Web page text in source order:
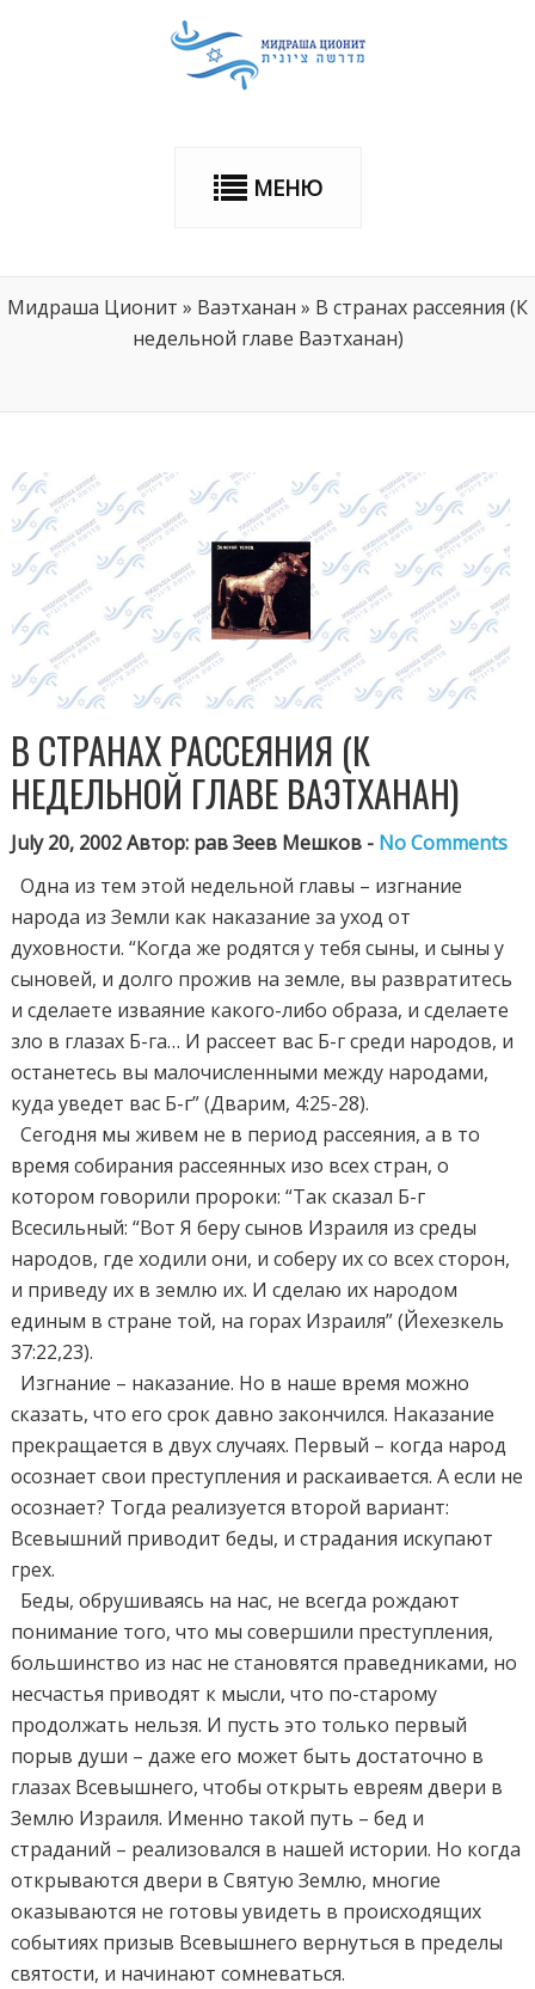
МЕНЮ
Мидраша Ционит » Ваэтханан » В странах рассеяния (К
недельной главе Ваэтханан)
В СТРАНАХ РАССЕЯНИЯ (К
НЕДЕЛЬНОЙ ГЛАВЕ ВАЭТХАНАН)
July 20, 2002 Автор: рав Зеев Мешков - No Comments
Одна из тем этой недельной главы – изгнание
народа из Земли как наказание за уход от
духовности. “Когда же родятся у тебя сыны, и сыны у
сыновей, и долго прожив на земле, вы развратитесь
и сделаете изваяние какого-либо образа, и сделаете
зло в глазах Б-га… И рассеет вас Б-г среди народов, и
останетесь вы малочисленными между народами,
куда уведет вас Б-г” (Дварим, 4:25-28).
Сегодня мы живем не в период рассеяния, а в то
время собирания рассеянных изо всех стран, о
котором говорили пророки: “Так сказал Б-г
Всесильный: “Вот Я беру сынов Израиля из среды
народов, где ходили они, и соберу их со всех сторон,
и приведу их в землю их. И сделаю их народом
единым в стране той, на горах Израиля” (Йехезкель
37:22,23).
Изгнание – наказание. Но в наше время можно
сказать, что его срок давно закончился. Наказание
прекращается в двух случаях. Первый – когда народ
осознает свои преступления и раскаивается. А если не
осознает? Тогда реализуется второй вариант:
Всевышний приводит беды, и страдания искупают
грех.
Беды, обрушиваясь на нас, не всегда рождают
понимание того, что мы совершили преступления,
большинство из нас не становятся праведниками, но
несчастья приводят к мысли, что по-старому
продолжать нельзя. И пусть это только первый
порыв души – даже его может быть достаточно в
глазах Всевышнего, чтобы открыть евреям двери в
Землю Израиля. Именно такой путь – бед и
страданий – реализовался в нашей истории. Но когда
открываются двери в Святую Землю, многие
оказываются не готовы увидеть в происходящих
событиях призыв Всевышнего вернуться в пределы
святости, и начинают сомневаться.